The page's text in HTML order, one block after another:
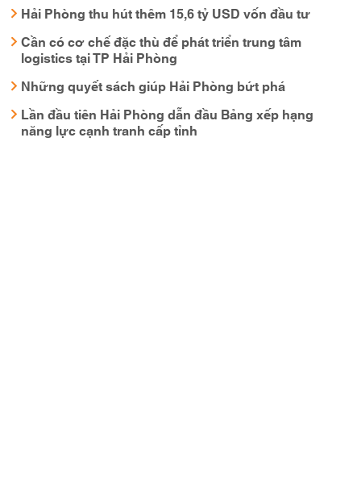
Hải Phòng thu hút thêm 15,6 tỷ USD vốn đầu tư
Cần có cơ chế đặc thù để phát triển trung tâm
logistics tại TP Hải Phòng
Những quyết sách giúp Hải Phòng bứt phá
Lần đầu tiên Hải Phòng dẫn đầu Bảng xếp hạng
năng lực cạnh tranh cấp tỉnh